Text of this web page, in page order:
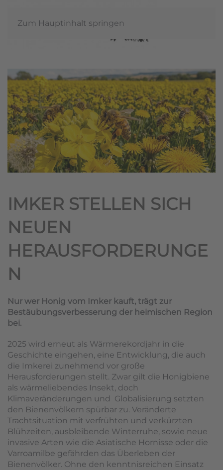
Zum Hauptinhalt springen
IMKER STELLEN SICH
NEUEN
HERAUSFORDERUNGE
N
Nur wer Honig vom Imker kauft, trägt zur
Bestäubungsverbesserung der heimischen Region
bei.
2025 wird erneut als Wärmerekordjahr in die
Geschichte eingehen, eine Entwicklung, die auch
die Imkerei zunehmend vor große
Herausforderungen stellt. Zwar gilt die Honigbiene
als wärmeliebendes Insekt, doch
Klimaveränderungen und Globalisierung setzten
den Bienenvölkern spürbar zu. Veränderte
Trachtsituation mit verfrühten und verkürzten
Blühzeiten, ausbleibende Winterruhe, sowie neue
invasive Arten wie die Asiatische Hornisse oder die
Varroamilbe gefährden das Überleben der
Bienenvölker. Ohne den kenntnisreichen Einsatz